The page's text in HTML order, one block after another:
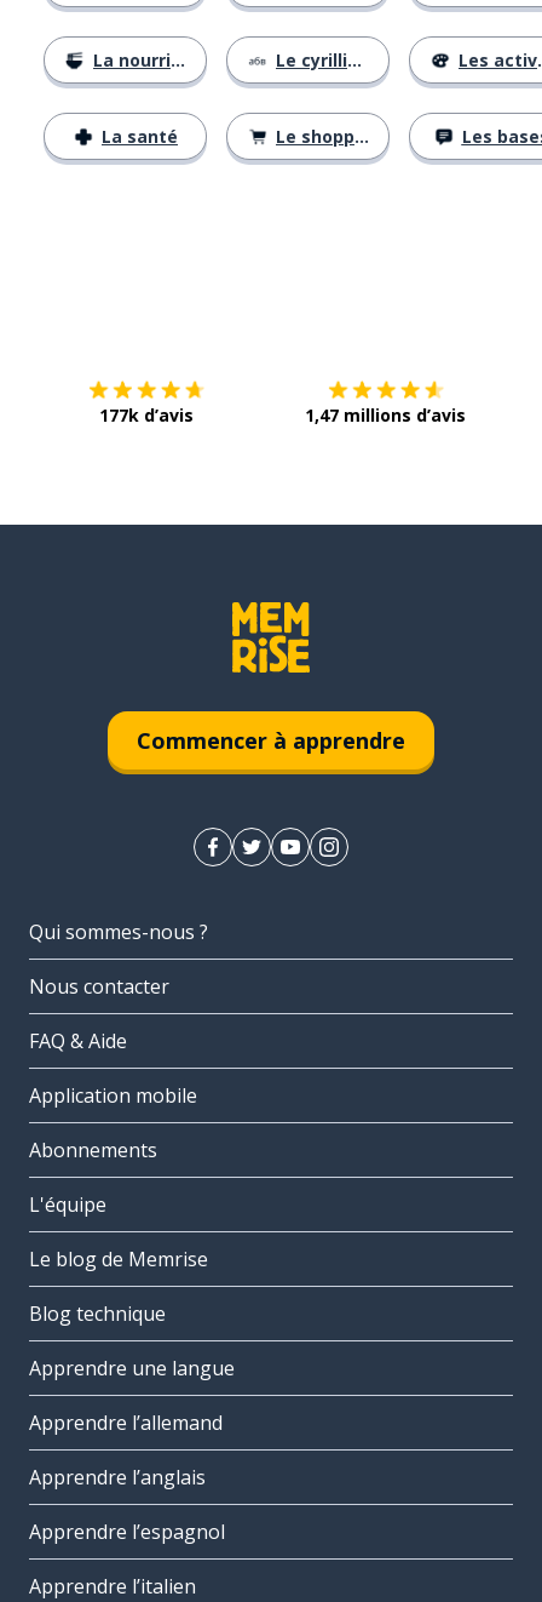
La nourriture
La santé
Le cyrillique
Le shopping
Les activités
Les
177k d’avis 1,47 millions d’avis
Commencer à apprendre
Qui sommes-nous ?
Nous contacter
FAQ & Aide
Application mobile
Abonnements
L'équipe
Le blog de Memrise
Blog technique
Apprendre une langue
Apprendre l’allemand
Apprendre l’anglais
Apprendre l’espagnol
Apprendre l’italien